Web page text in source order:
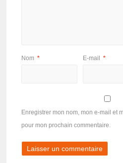
Nom * E-mail *
Enregistrer mon nom, mon e-mail et
pour mon prochain commentaire.